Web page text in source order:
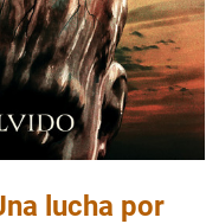
lucha por